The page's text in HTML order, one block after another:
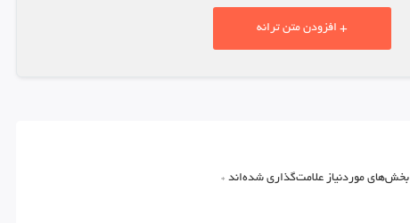
+ افزودن متن ترانه
بخش‌های موردنیاز علامت‌گذاری شده‌اند *